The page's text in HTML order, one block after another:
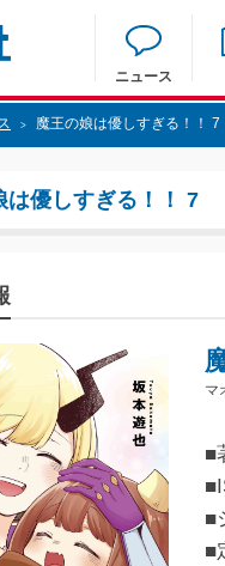
ニュース
> 魔王の娘は優しすぎる！！ 7
は優しすぎる！！ 7
マ
■
■
■